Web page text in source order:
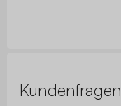
Kundenfragen